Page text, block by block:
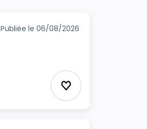
Publiée le 06/08/2026
Ajouter aux